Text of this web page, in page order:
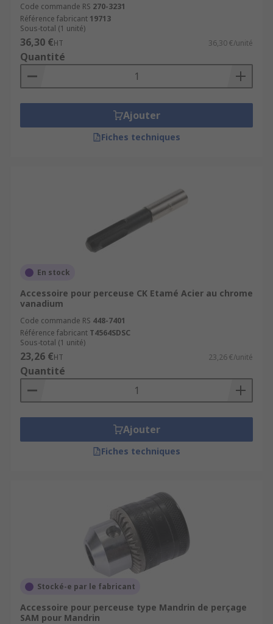
Code commande RS 270-3231
Référence fabricant 19713
Sous-total (1 unité)
36,30 €HT 36,30 €/unité
Quantité
Ajouter
Fiches techniques
En stock
Accessoire pour perceuse CK Etamé Acier au chrome
vanadium
Code commande RS 448-7401
Référence fabricant T4564SDSC
Sous-total (1 unité)
23,26 €HT 23,26 €/unité
Quantité
Ajouter
Fiches techniques
Stocké-e par le fabricant
Accessoire pour perceuse type Mandrin de perçage
SAM pour Mandrin